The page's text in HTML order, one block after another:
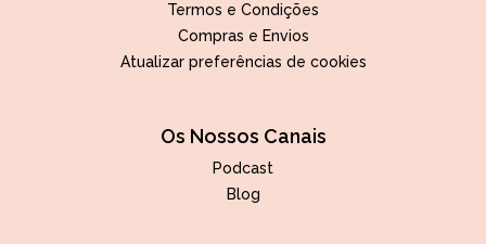
Termos e Condições
Compras e Envios
Atualizar preferências de cookies
Os Nossos Canais
Podcast
Blog